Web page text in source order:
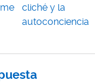
cliché y la
autoconciencia